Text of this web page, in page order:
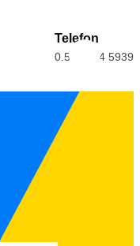
Telefon
0.554.164 5939